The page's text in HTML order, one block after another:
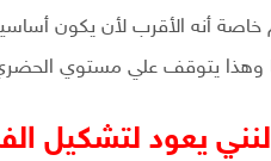
خاصة أنه الأقرب لأن يكون
وهذا يتوقف علي مستوي
يعود لتشكيل